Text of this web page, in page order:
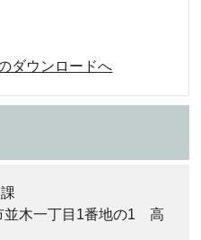
ダウンロードへ
木一丁目1番地の1 高